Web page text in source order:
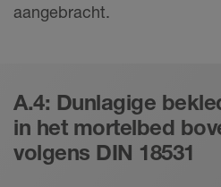
aangebracht.
A.4: Dunlagige
in het mortelbed
volgens DIN 18531